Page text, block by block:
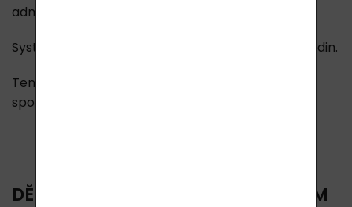
administraci).
Systém se automaticky aktualizuje každých 24 hodin.
Tento program není pro Velkoobchodní
spolupracovníky a jejich registrované klienty.
DĚKUJEME VÁM TÍMTO VĚRNOSTNÍM